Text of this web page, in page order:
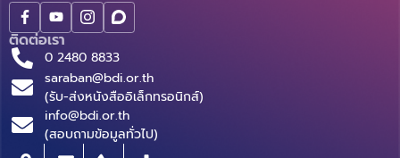
ติดต่อเรา
0 2480 8833
saraban@bdi.or.th
(รับ-ส่งหนังสืออิเล็กทรอนิกส์)
info@bdi.or.th
(สอบถามข้อมูลทั่วไป)